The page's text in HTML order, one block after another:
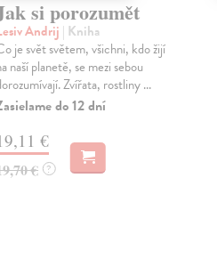
si porozumět
Andrij | Kniha
je svět světem, všichni, kdo žijí
naší planetě, se mezi sebou
Zvířata, rostliny ...
do 12 dní
€
€ ?